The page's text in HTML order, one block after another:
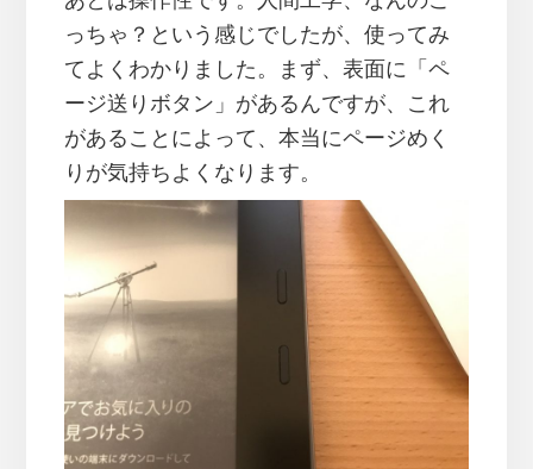
っちゃ？という感じでしたが、使ってみ
てよくわかりました。まず、表面に「ペ
ージ送りボタン」があるんですが、これ
があることによって、本当にページめく
りが気持ちよくなります。